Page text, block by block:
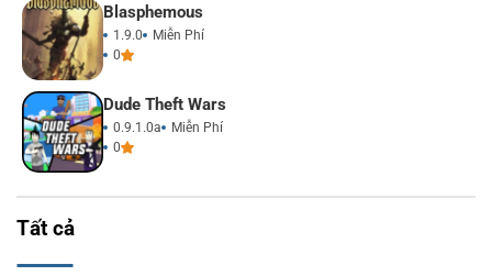
Blasphemous
1.9.0
Miễn Phí
0
Dude Theft Wars
0.9.1.0a
Miễn Phí
0
Tất cả